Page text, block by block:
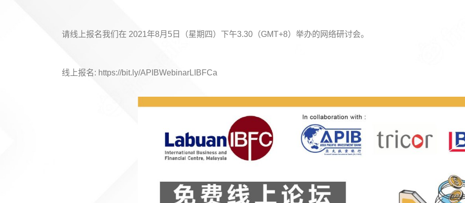
请线上报名我们在 2021年8月5日（星期四）下午3.30（GMT+8）举办的网络研讨会。
线上报名: https://bit.ly/APIBWebinarLIBFCa